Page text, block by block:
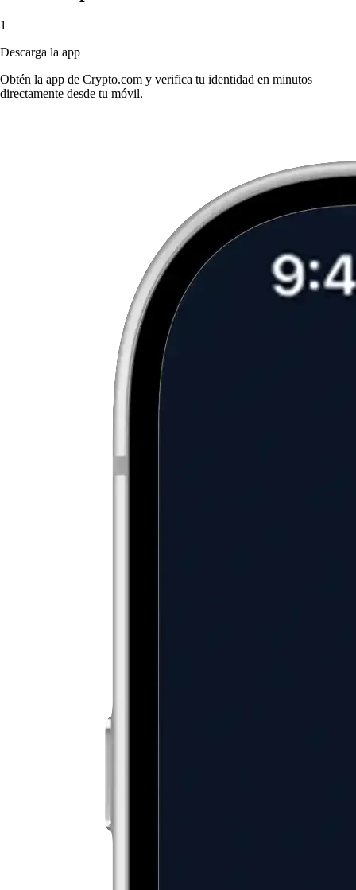
1
Descarga la app
Obtén la app de Crypto.com y verifica tu identidad en minutos
directamente desde tu móvil.